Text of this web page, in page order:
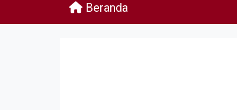
Beranda